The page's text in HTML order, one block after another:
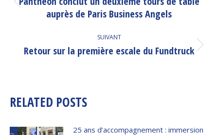
Article
précédent
auprès de Paris Business Angels
SUIVANT
Article
Retour sur la première escale du Fundtruck
RELATED POSTS
25 ans d’accompagnement : immersion